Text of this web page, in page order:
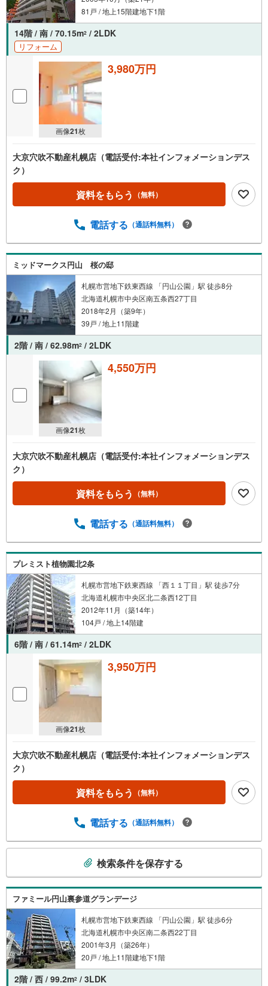
81戸 / 地上15階建地下1階
14階 / 南 / 70.15m2 / 2LDK
リフォーム
画像21枚
3,980万円
大京穴吹不動産札幌店（電話受付:本社インフォメーションデス
ク）
資料をもらう （無料）
電話する （通話料無料）
ミッドマークス円山 桜の邸
札幌市営地下鉄東西線 「円山公園」駅 徒歩8分
北海道札幌市中央区南五条西27丁目
2018年2月（築9年）
39戸 / 地上11階建
2階 / 南 / 62.98m2 / 2LDK
画像21枚
4,550万円
大京穴吹不動産札幌店（電話受付:本社インフォメーションデス
ク）
資料をもらう （無料）
電話する （通話料無料）
プレミスト植物園北2条
札幌市営地下鉄東西線 「西１１丁目」駅 徒歩7分
北海道札幌市中央区北二条西12丁目
2012年11月（築14年）
104戸 / 地上14階建
6階 / 南 / 61.14m2 / 2LDK
画像21枚
3,950万円
大京穴吹不動産札幌店（電話受付:本社インフォメーションデス
ク）
資料をもらう （無料）
電話する （通話料無料）
検
索
条
件
で
通
知
を
検索条件を保存する
ファミール円山裏参道グランデージ
札幌市営地下鉄東西線 「円山公園」駅 徒歩6分
北海道札幌市中央区南二条西22丁目
2001年3月（築26年）
20戸 / 地上11階建地下1階
2階 / 西 / 99.2m2 / 3LDK